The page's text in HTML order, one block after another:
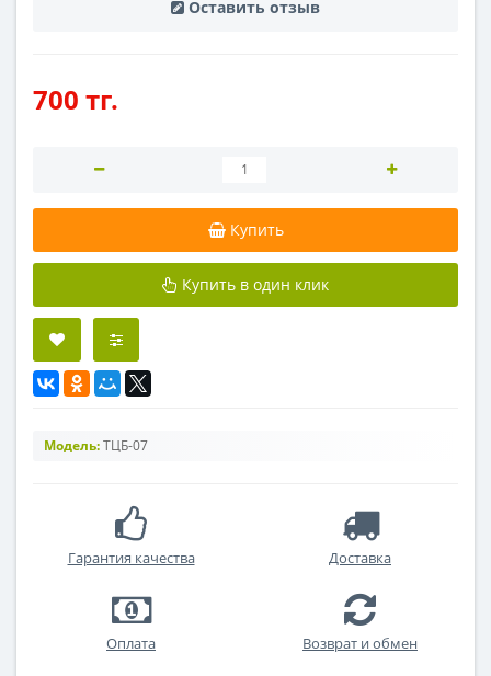
Оставить отзыв
700 тг.
Купить
Купить в один клик
Модель:ТЦБ-07
Гарантия качества Доставка
Оплата Возврат и обмен